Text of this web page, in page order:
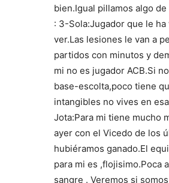
bien.Igual pillamos algo
: 3-Sola:Jugador que le ha
ver.Las lesiones le van a
partidos con minutos y
mi no es jugador ACB.Si
base-escolta,poco tiene
intangibles no vives en
Jota:Para mi tiene mucho
ayer con el Vicedo de los
hubiéramos ganado.El
para mi es ,flojisimo.Poca
sangre . Veremos si